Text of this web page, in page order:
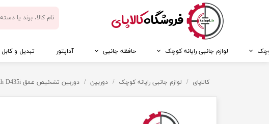
​فروشگاهکالاپای
لوازم جانبی رایانه کوچک حافظه جانبی آداپتور تبدیل و کابل
کالاپای لوازم جانبی رایانه کوچک دوربین دوربین تشخیص عمق Intel RealSense Depth D435i